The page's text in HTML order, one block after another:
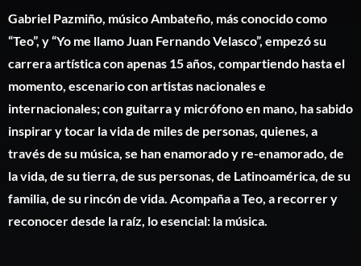
Gabriel Pazmiño, músico Ambateño, más conocido como
“Teo”, y “Yo me llamo Juan Fernando Velasco”, empezó su
carrera artística con apenas 15 años, compartiendo hasta el
momento, escenario con artistas nacionales e
internacionales; con guitarra y micrófono en mano, ha sabido
inspirar y tocar la vida de miles de personas, quienes, a
través de su música, se han enamorado y re-enamorado, de
la vida, de su tierra, de sus personas, de Latinoamérica, de su
familia, de su rincón de vida. Acompaña a Teo, a recorrer y
reconocer desde la raíz, lo esencial: la música.